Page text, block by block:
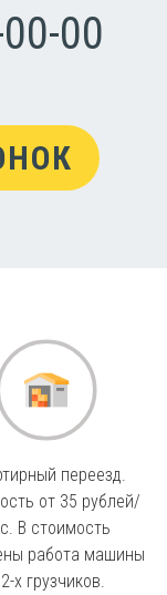
00
переезд.
от 35 рублей/
В стоимость
работа машины
х грузчиков.